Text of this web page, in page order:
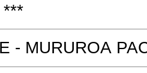
- MURUROA